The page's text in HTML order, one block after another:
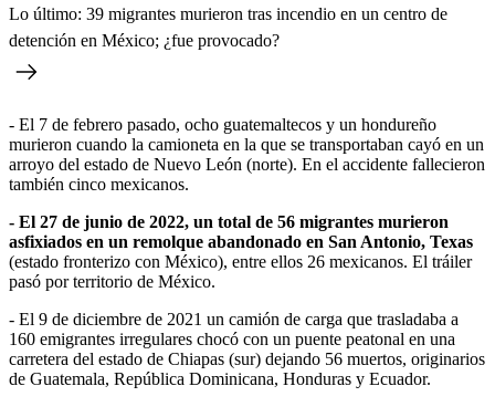
Lo último: 39 migrantes murieron tras incendio en un centro de
detención en México; ¿fue provocado?
- El 7 de febrero pasado, ocho guatemaltecos y un hondureño
murieron cuando la camioneta en la que se transportaban cayó en un
arroyo del estado de Nuevo León (norte). En el accidente fallecieron
también cinco mexicanos.
- El 27 de junio de 2022, un total de 56 migrantes murieron
asfixiados en un remolque abandonado en San Antonio, Texas
(estado fronterizo con México), entre ellos 26 mexicanos. El tráiler
pasó por territorio de México.
- El 9 de diciembre de 2021 un camión de carga que trasladaba a
160 emigrantes irregulares chocó con un puente peatonal en una
carretera del estado de Chiapas (sur) dejando 56 muertos, originarios
de Guatemala, República Dominicana, Honduras y Ecuador.